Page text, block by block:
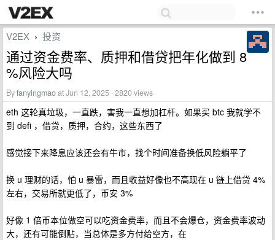
V2EX › 投资
通过资金费率、质押和借贷把年化做到 8
%风险大吗
Byfanyingmaoat Jun 12, 2025 · 2820 views
eth 这轮真垃圾，一直跌，害我一直想加杠杆。如果买 btc 我就学不
到 defi ，借贷，质押，合约，这些东西了
感觉接下来降息应该还会有牛市，找个时间准备换低风险躺平了
换 u 理财的话，怕 u 暴雷，而且收益好像也不高现在 u 链上借贷 4%
左右，交易所就更低了，币安 3%
好像 1 倍币本位做空可以吃资金费率，而且不会爆仓，资金费率波动
大，还有可能倒贴，当总体是多方付给空方，在